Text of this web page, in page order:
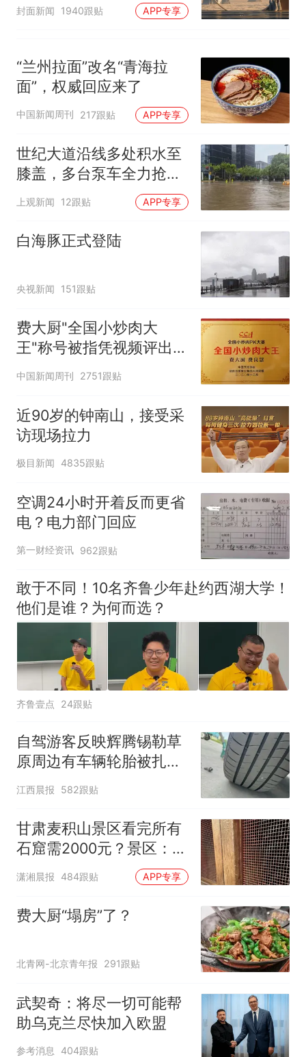
封面新闻 1940跟贴 APP专享
“兰州拉面”改名“青海拉
面”，权威回应来了
中国新闻周刊 217跟贴 APP专享
世纪大道沿线多处积水至
膝盖，多台泵车全力抢
排，建议市民尽量避免附
近出行
上观新闻 12跟贴 APP专享
白海豚正式登陆
央视新闻 151跟贴
费大厨"全国小炒肉大
王"称号被指凭视频评出
官方回应
中国新闻周刊 2751跟贴
近90岁的钟南山，接受采
访现场拉力
极目新闻 4835跟贴
空调24小时开着反而更省
电？电力部门回应
第一财经资讯 962跟贴
敢于不同！10名齐鲁少年赴约西湖大学！
他们是谁？为何而选？
齐鲁壹点 24跟贴
自驾游客反映辉腾锡勒草
原周边有车辆轮胎被扎，
修理店铺换胎价格高达千
元，官方发布情况通报
江西晨报 582跟贴
甘肃麦积山景区看完所有
石窟需2000元？景区：部
分石窟受特别保护，游客
潇湘晨报 484跟贴 APP专享
费大厨“塌房”了？
北青网-北京青年报 291跟贴
武契奇：将尽一切可能帮
助乌克兰尽快加入欧盟
参考消息 404跟贴